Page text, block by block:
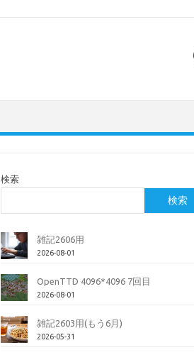
検索
検索
雑記2606用
2026-08-01
OpenTTD 4096*4096 7回目
2026-08-01
雑記2603用(もう6月)
2026-05-31